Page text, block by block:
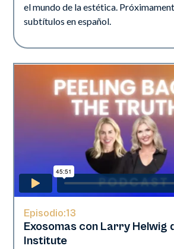
el mundo de la estética.
subtítulos en español.
Episodio:13
Exosomas con Larry Helwig
Institute